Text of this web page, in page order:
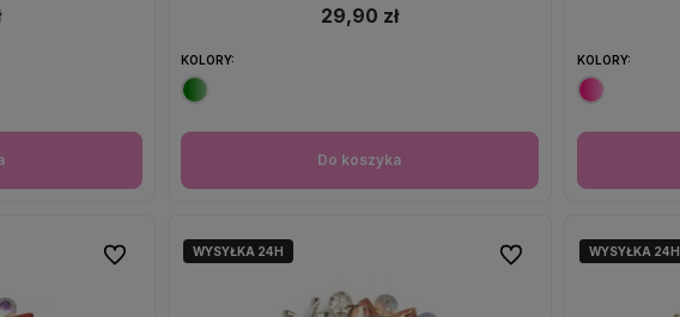
29,90 zł
KOLORY:
Do koszyka
KOLORY:
Do ulubionychWYSYŁKA 24H Do ulubionychWYSYŁKA 24H
WYSYŁKA 24H